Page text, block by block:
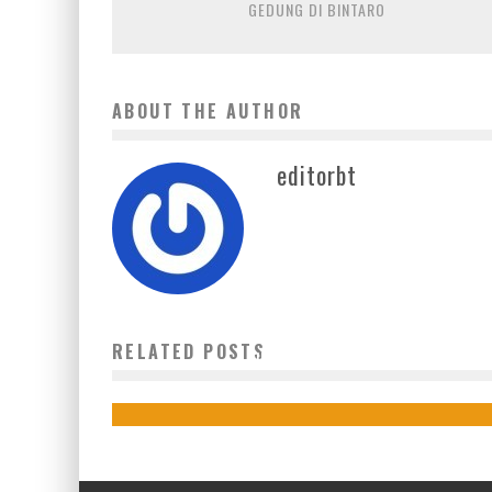
GEDUNG DI BINTARO
ABOUT THE AUTHOR
editorbt
RELATED POSTSIMAJINASI ANAK